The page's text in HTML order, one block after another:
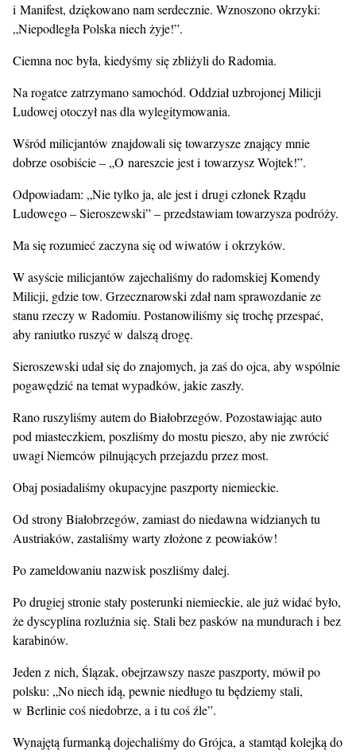
i Manifest, dziękowano nam serdecznie. Wznoszono okrzyki:
„Niepodległa Polska niech żyje!”.
Ciemna noc była, kiedyśmy się zbliżyli do Radomia.
Na rogatce zatrzymano samochód. Oddział uzbrojonej Milicji
Ludowej otoczył nas dla wylegitymowania.
Wśród milicjantów znajdowali się towarzysze znający mnie
dobrze osobiście – „O nareszcie jest i towarzysz Wojtek!”.
Odpowiadam: „Nie tylko ja, ale jest i drugi członek Rządu
Ludowego – Sieroszewski” – przedstawiam towarzysza podróży.
Ma się rozumieć zaczyna się od wiwatów i okrzyków.
W asyście milicjantów zajechaliśmy do radomskiej Komendy
Milicji, gdzie tow. Grzecznarowski zdał nam sprawozdanie ze
stanu rzeczy w Radomiu. Postanowiliśmy się trochę przespać,
aby raniutko ruszyć w dalszą drogę.
Sieroszewski udał się do znajomych, ja zaś do ojca, aby wspólnie
pogawędzić na temat wypadków, jakie zaszły.
Rano ruszyliśmy autem do Białobrzegów. Pozostawiając auto
pod miasteczkiem, poszliśmy do mostu pieszo, aby nie zwrócić
uwagi Niemców pilnujących przejazdu przez most.
Obaj posiadaliśmy okupacyjne paszporty niemieckie.
Od strony Białobrzegów, zamiast do niedawna widzianych tu
Austriaków, zastaliśmy warty złożone z peowiaków!
Po zameldowaniu nazwisk poszliśmy dalej.
Po drugiej stronie stały posterunki niemieckie, ale już widać było,
że dyscyplina rozluźnia się. Stali bez pasków na mundurach i bez
karabinów.
Jeden z nich, Ślązak, obejrzawszy nasze paszporty, mówił po
polsku: „No niech idą, pewnie niedługo tu będziemy stali,
w Berlinie coś niedobrze, a i tu coś źle”.
Wynajętą furmanką dojechaliśmy do Grójca, a stamtąd kolejką do